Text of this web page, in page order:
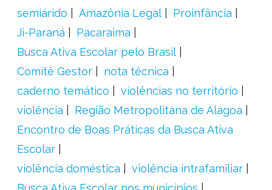
semiárido
Amazônia Legal
Proinfância
Ji-Paraná
Pacaraima
Busca Ativa Escolar pelo Brasil
Comitê Gestor
nota técnica
caderno temático
violências no território
violência
Região Metropolitana de Alagoa
Encontro de Boas Práticas da Busca Ativa
Escolar
violência doméstica
violência intrafamiliar